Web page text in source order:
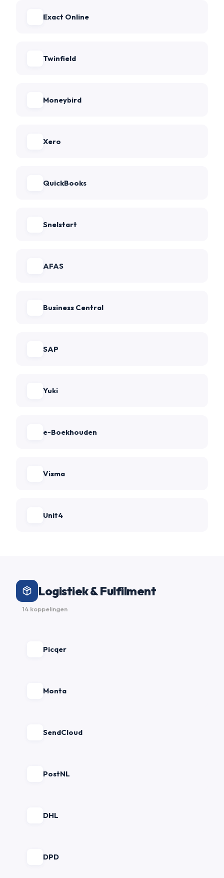
Exact Online
Twinfield
Moneybird
Xero
QuickBooks
Snelstart
AFAS
Business Central
SAP
Yuki
e-Boekhouden
Visma
Unit4
Logistiek & Fulfilment
14 koppelingen
Picqer
Monta
SendCloud
PostNL
DHL
DPD